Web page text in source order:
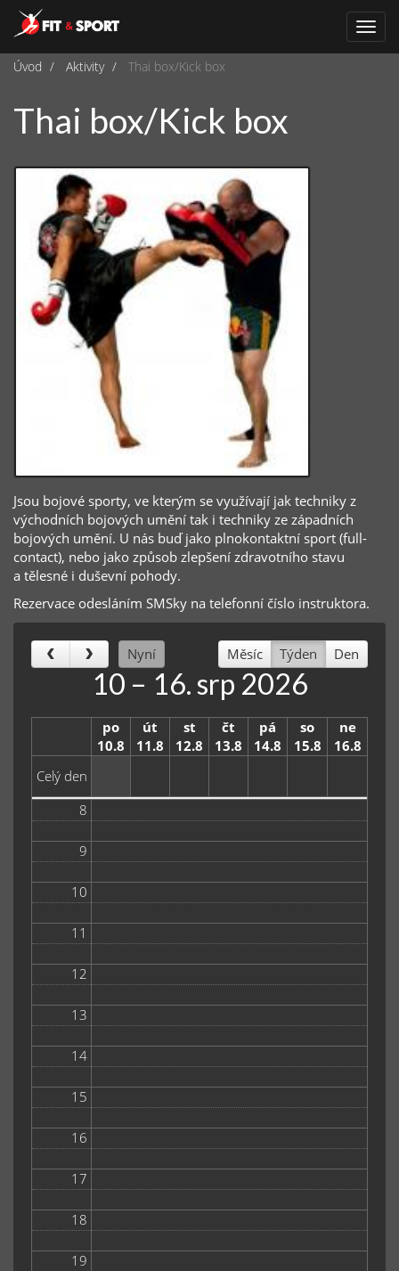
Úvod Aktivity Thai box/Kick box
Thai box/Kick box
Jsou bojové sporty, ve kterým se využívají jak techniky z
východních bojových umění tak i techniky ze západních
bojových umění. U nás buď jako plnokontaktní sport (full-
contact), nebo jako způsob zlepšení zdravotního stavu
a tělesné i duševní pohody.
Rezervace odesláním SMSky na telefonní číslo instruktora.
Nyní Měsíc Týden Den
10 – 16. srp 2026
po
10.8
út
11.8
st
12.8
čt
13.8
pá
14.8
so
15.8
ne
16.8
Celý den
8
9
10
11
12
13
14
15
16
17
18
19